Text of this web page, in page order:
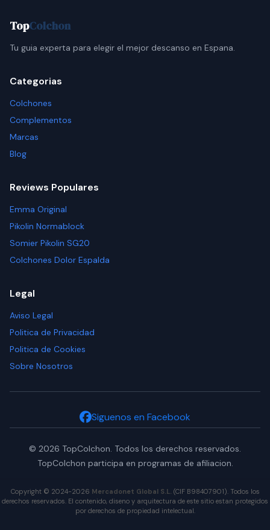
TopColchon
Tu guia experta para elegir el mejor descanso en Espana.
Categorias
Colchones
Complementos
Marcas
Blog
Reviews Populares
Emma Original
Pikolin Normablock
Somier Pikolin SG20
Colchones Dolor Espalda
Legal
Aviso Legal
Politica de Privacidad
Politica de Cookies
Sobre Nosotros
Siguenos en Facebook
© 2026 TopColchon. Todos los derechos reservados.
TopColchon participa en programas de afiliacion.
Copyright © 2024-2026 Mercadonet Global S.L. (CIF B98407901). Todos los
derechos reservados. El contenido, diseno y arquitectura de este sitio estan protegidos
por derechos de propiedad intelectual.